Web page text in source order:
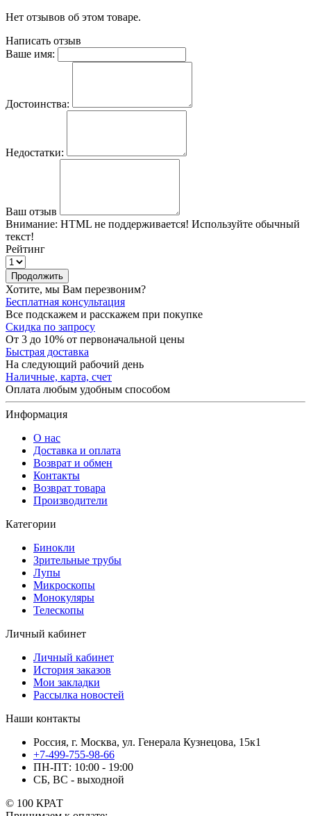
Нет отзывов об этом товаре.
Написать отзыв
Ваше имя:
Достоинства:
Недостатки:
Ваш отзыв
Внимание: HTML не поддерживается! Используйте обычный
текст!
Рейтинг
Продолжить
Хотите, мы Вам перезвоним?
Бесплатная консультация
Все подскажем и расскажем при покупке
Скидка по запросу
От 3 до 10% от первоначальной цены
Быстрая доставка
На следующий рабочий день
Наличные, карта, счет
Оплата любым удобным способом
Информация
О нас
Доставка и оплата
Возврат и обмен
Контакты
Возврат товара
Производители
Категории
Бинокли
Зрительные трубы
Лупы
Микроскопы
Монокуляры
Телескопы
Личный кабинет
Личный кабинет
История заказов
Мои закладки
Рассылка новостей
Наши контакты
Россия, г. Москва, ул. Генерала Кузнецова, 15к1
+7-499-755-98-66
ПН-ПТ: 10:00 - 19:00
СБ, ВС - выходной
© 100 КРАТ